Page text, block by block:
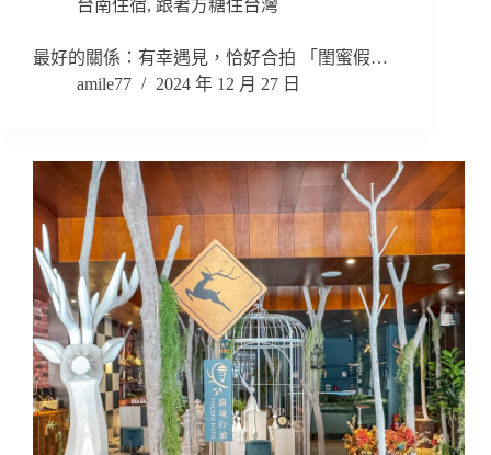
台南住宿, 跟著方糖住台灣
最好的關係：有幸遇見，恰好合拍 「閨蜜假…
amile77
2024 年 12 月 27 日